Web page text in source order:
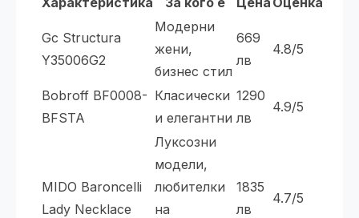
Gc Structura
Y35006G2
Модерни
жени,
бизнес стил
669
лв
4.8/5
Bobroff BF0008-
BFSTA
Класически
и елегантни
1290
лв
4.9/5
MIDO Baroncelli
Lady Necklace
Луксозни
модели,
любителки
на
1835
лв
4.7/5